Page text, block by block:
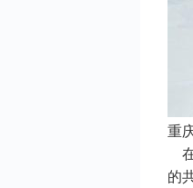
重
的